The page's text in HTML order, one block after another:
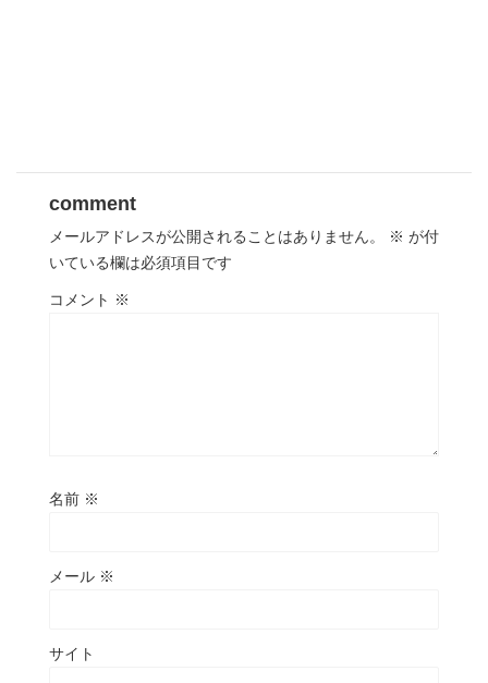
comment
メールアドレスが公開されることはありません。 ※ が付
いている欄は必須項目です
コメント ※
名前 ※
メール ※
サイト